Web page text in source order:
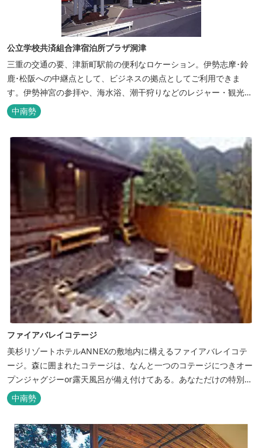
公立学校共済組合津宿泊所プラザ洞津
三重の交通の要、津新町駅前の便利なロケーション。伊勢志摩･鈴
鹿･松阪への中継点として、ビジネスの拠点としてご利用できま
す。伊勢神宮の参拝や、海水浴、潮干狩りなどのレジャー・観光に
も最適です。
中南勢
ファイアバレイコテージ
美杉リゾートホテルANNEXの敷地内に構えるファイアバレイコテ
ージ。森に囲まれたコテージは、なんと一つのコテージにつきオー
プンジャグジーor露天風呂が備え付けてある。あなただけの特別な
時間をお過ごしください。
中南勢